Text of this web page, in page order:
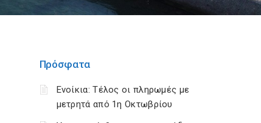
Πρόσφατα
Ενοίκια: Τέλος οι πληρωμές με
μετρητά από 1η Οκτωβρίου